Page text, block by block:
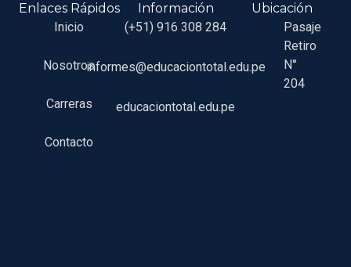
Enlaces Rápidos
Inicio
Nosotros
Carreras
Contacto
Información
(+51) 916 308 284
informes@educaciontotal.edu.pe
educaciontotal.edu.pe
Ubicación
Pasaje
Retiro
N°
204